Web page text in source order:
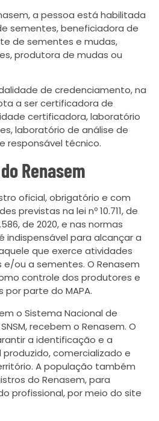
a pessoa está habilitada
sementes, beneficiadora de
de sementes e mudas,
produtora de mudas ou
de credenciamento, na
a ser certificadora de
certificadora, laboratório
laboratório de análise de
responsável técnico.
Renasem
oficial, obrigatório e com
previstas na lei nº 10.711, de
de 2020, e nas normas
indispensável para alcançar a
que exerce atividades
ou a sementes. O Renasem
controle dos produtores e
parte do MAPA.
o Sistema Nacional de
recebem o Renasem. O
a identificação e a
comercializado e
A população também
do Renasem, para
profissional, por meio do site